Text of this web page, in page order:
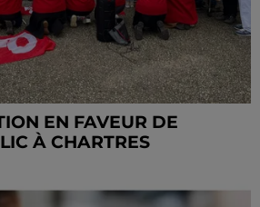
EN FAVEUR DE
À CHARTRES